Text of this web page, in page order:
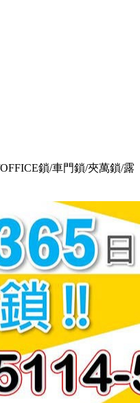
鎖/車門鎖/夾萬鎖/露